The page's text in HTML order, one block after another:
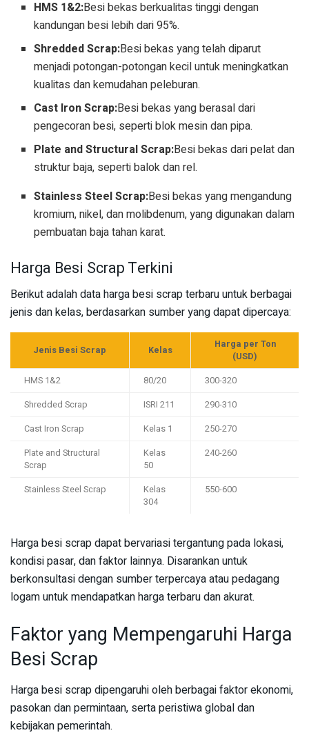
HMS 1&2:Besi bekas berkualitas tinggi dengan
kandungan besi lebih dari 95%.
Shredded Scrap:Besi bekas yang telah diparut
menjadi potongan-potongan kecil untuk meningkatkan
kualitas dan kemudahan peleburan.
Cast Iron Scrap:Besi bekas yang berasal dari
pengecoran besi, seperti blok mesin dan pipa.
Plate and Structural Scrap:Besi bekas dari pelat dan
struktur baja, seperti balok dan rel.
Stainless Steel Scrap:Besi bekas yang mengandung
kromium, nikel, dan molibdenum, yang digunakan dalam
pembuatan baja tahan karat.
Harga Besi Scrap Terkini
Berikut adalah data harga besi scrap terbaru untuk berbagai
jenis dan kelas, berdasarkan sumber yang dapat dipercaya:
Jenis Besi Scrap Kelas
Harga per Ton
(USD)
HMS 1&2
80/20
300-320
Shredded Scrap
ISRI 211
290-310
Cast Iron Scrap
Kelas 1
250-270
Plate and Structural
Scrap
Kelas
50
240-260
Stainless Steel Scrap
Kelas
304
550-600
Harga besi scrap dapat bervariasi tergantung pada lokasi,
kondisi pasar, dan faktor lainnya. Disarankan untuk
berkonsultasi dengan sumber terpercaya atau pedagang
logam untuk mendapatkan harga terbaru dan akurat.
Faktor yang Mempengaruhi Harga
Besi Scrap
Harga besi scrap dipengaruhi oleh berbagai faktor ekonomi,
pasokan dan permintaan, serta peristiwa global dan
kebijakan pemerintah.